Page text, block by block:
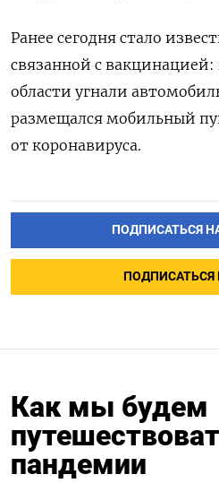
Ранее сегодня стало
связанной с вакцинацией:
области угнали
размещался мобильный
от коронавируса.
ПОДПИСАТЬСЯ
ПОДПИСАТЬСЯ
Как мы будем
пандемии